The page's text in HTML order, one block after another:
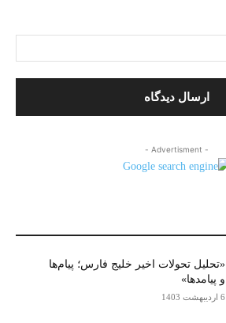
- Advertisment -
«تحلیل تحولات اخیر خلیج فارس؛ پیام‌ها
و پیامدها»
6 اردیبهشت 1403